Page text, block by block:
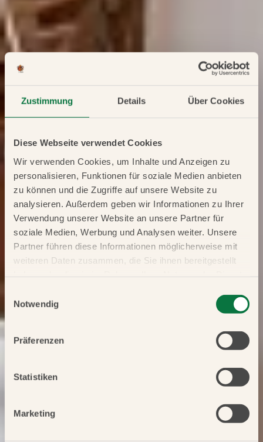
Zustimmung Details Über Cookies
Diese Webseite verwendet Cookies
Wir verwenden Cookies, um Inhalte und Anzeigen zu
personalisieren, Funktionen für soziale Medien anbieten
zu können und die Zugriffe auf unsere Website zu
analysieren. Außerdem geben wir Informationen zu Ihrer
Verwendung unserer Website an unsere Partner für
soziale Medien, Werbung und Analysen weiter. Unsere
Partner führen diese Informationen möglicherweise mit
weiteren Daten zusammen, die Sie ihnen bereitgestellt
Notwendig
Präferenzen
Statistiken
Marketing